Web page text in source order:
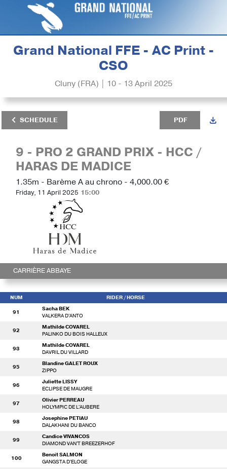
Grand National FFE - AC Print -
CSO
Cluny (FRA) | 10 - 13 April 2025
SCHEDULE PDF
9 - PRO 2 GRAND PRIX - HCC /
HARAS DE MADICE
1.35m - Barème A au chrono - 4,000.00 €
Friday, 11 April 2025 15:00
CARRIÈRE ABBAYE
NUM RIDER / HORSE
91
Sacha BEK
VALKERA D'ANTO
92
Mathilde COVAREL
PALINKO DU BOIS HALLEUX
93
Mathilde COVAREL
DAVRIL DU VILLARD
95
Blandine GALET ROUX
ZIPPO
96
Juliette LISSY
ECLIPSE DE MAUGRE
97
Olivier PERREAU
HOLYMPIC DE L'AUBERE
98
Josephine PETIAU
DALAKHANI DU BANCO
99
Candice VIVANCOS
DIAMOND VAN'T BREEZERHOF
100
Benoit SALMON
GANGSTA D'ELOGE